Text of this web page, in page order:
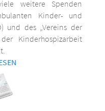
weitere Spenden
Kinder- und
und des „Vereins der
Kinderhospizarbeit